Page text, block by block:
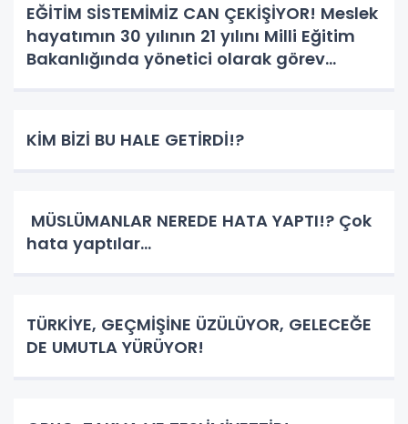
EĞİTİM SİSTEMİMİZ CAN ÇEKİŞİYOR! Meslek
hayatımın 30 yılının 21 yılını Milli Eğitim
Bakanlığında yönetici olarak görev
sistemimiz can çekişiyor!? Heba ol
KİM BİZİ BU HALE GETİRDİ!?
MÜSLÜMANLAR NEREDE HATA YAPTI!? Çok
hata yaptılar...
TÜRKİYE, GEÇMİŞİNE ÜZÜLÜYOR, GELECEĞE
DE UMUTLA YÜRÜYOR!